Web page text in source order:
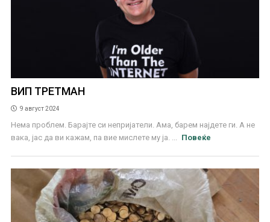
ВИП ТРЕТМАН
9 август 2024
Нема проблем. Барајте си непријатели. Ама, барем најдете ги. А не
вака, јас да ви кажам, па вие мислете му ја. ...
Повеќе